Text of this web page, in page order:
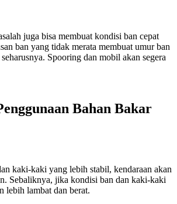
juga bisa membuat kondisi ban cepat
ban yang tidak merata membuat umur ban
Spooring dan mobil akan segera
Bahan Bakar
kaki-kaki yang lebih stabil, kendaraan akan
Sebaliknya, jika kondisi ban dan kaki-kaki
lebih lambat dan berat.